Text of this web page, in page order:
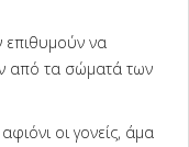
επιθυμούν να
από τα σώματά των
οι γονείς, άμα